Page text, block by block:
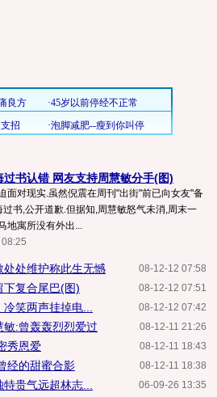
过书认错 网友支持周慧敏分手(图)
面对现实.虽然倪震在周刊"出街"前已向女友"备
过书,公开道歉.但据知,周慧敏怒气未消,周末一
地寓所没有外出...
08-12-12 07:58
处维护称此生无憾
08-12-12 07:51
下复合尾巴(图)
08-12-12 07:42
笑两声挂掉电...
08-12-11 21:26
:曾轰轰烈烈爱过
08-12-11 18:43
秀恩爱
08-12-11 18:38
经的甜蜜合影
06-09-26 13:35
贵气远超林志...